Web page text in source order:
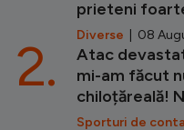
prieteni
Diverse | 08
Atac
mi-am făcut
chiloțăreală!
Sporturi de
2.